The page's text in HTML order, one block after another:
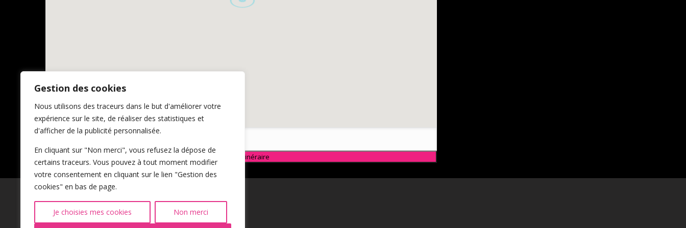
Gestion des cookies
Nous utilisons des traceurs dans le but d'améliorer votre
expérience sur le site, de réaliser des statistiques et
d'afficher de la publicité personnalisée.
En cliquant sur "Non merci", vous refusez la dépose de
certains traceurs. Vous pouvez à tout moment modifier
votre consentement en cliquant sur le lien "Gestion des
cookies" en bas de page.
Je choisies mes cookies Non merci